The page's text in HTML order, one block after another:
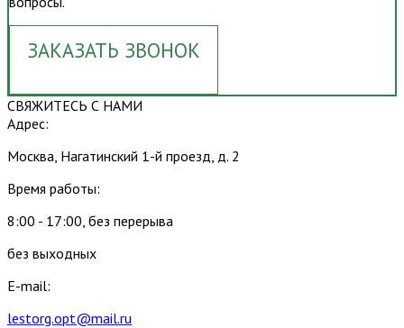
ЗАКАЗАТЬ ЗВОНОК
СВЯЖИТЕСЬ С НАМИ
Адрес:
Москва, Нагатинский 1-й проезд, д. 2
Время работы:
8:00 - 17:00, без перерыва
без выходных
E-mail:
lestorg.opt@mail.ru